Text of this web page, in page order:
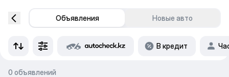
Объявления Новые авто
В кредит
0 объявлений